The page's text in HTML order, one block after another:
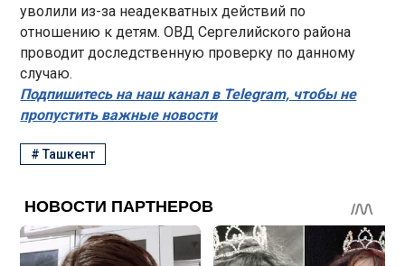
уволили из-за неадекватных действий по
отношению к детям. ОВД Сергелийского района
проводит доследственную проверку по данному
случаю.
Подпишитесь на наш канал в Telegram, чтобы не
пропустить важные новости
#Ташкент